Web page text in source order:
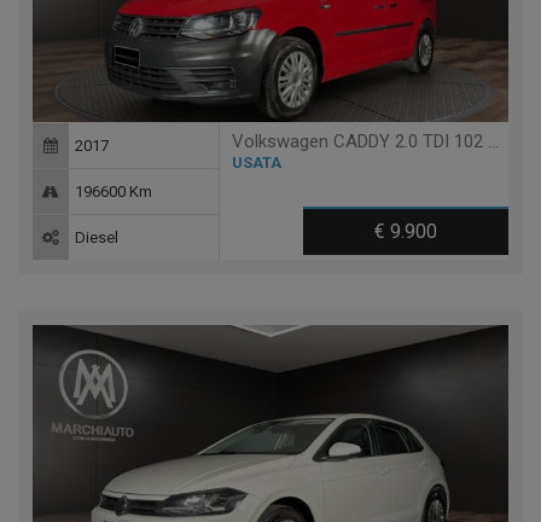
Volkswagen CADDY 2.0 TDI 102 CV TRENDLINE
USATA
€ 9.900
2017
196600 Km
Diesel